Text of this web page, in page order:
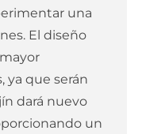
una
El diseño
ya que serán
dará nuevo
un